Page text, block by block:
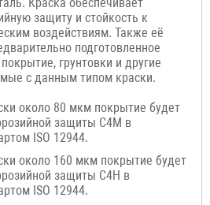
Краска обеспечивает
защиту и стойкость к
воздействиям. Также её
подготовленное
грунтовки и другие
с данным типом краски.
около 80 мкм покрытие будет
защиты C4M в
ISO 12944.
около 160 мкм покрытие будет
защиты C4H в
ISO 12944.